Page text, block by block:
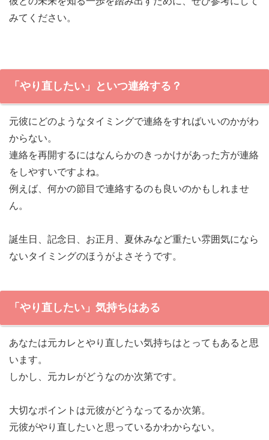
みてください。
「やり直したい」といつ連絡する？
元彼にどのようなタイミングで連絡をすればいいのかがわ
からない。
連絡を再開するにはなんらかのきっかけがあった方が連絡
をしやすいですよね。
例えば、何かの節目で連絡するのも良いのかもしれませ
ん。
誕生日、記念日、お正月、夏休みなど重たい雰囲気になら
ないタイミングのほうがよさそうです。
「やり直したい」気持ちはある
あなたは元カレとやり直したい気持ちはとってもあると思
います。
しかし、元カレがどうなのか次第です。
大切なポイントは元彼がどうなってるか次第。
元彼がやり直したいと思っているかわからない。